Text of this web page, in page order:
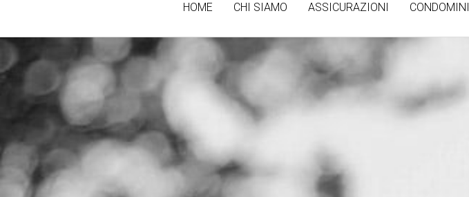
HOME CHI SIAMO ASSICURAZIONI CONDOMINI